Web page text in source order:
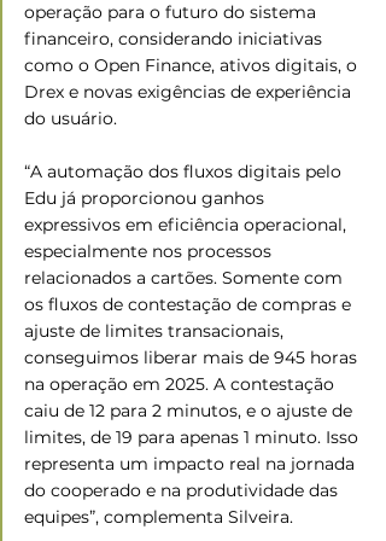
operação para o futuro do sistema
financeiro, considerando iniciativas
como o Open Finance, ativos digitais, o
Drex e novas exigências de experiência
do usuário.
“A automação dos fluxos digitais pelo
Edu já proporcionou ganhos
expressivos em eficiência operacional,
especialmente nos processos
relacionados a cartões. Somente com
os fluxos de contestação de compras e
ajuste de limites transacionais,
conseguimos liberar mais de 945 horas
na operação em 2025. A contestação
caiu de 12 para 2 minutos, e o ajuste de
limites, de 19 para apenas 1 minuto. Isso
representa um impacto real na jornada
do cooperado e na produtividade das
equipes”, complementa Silveira.